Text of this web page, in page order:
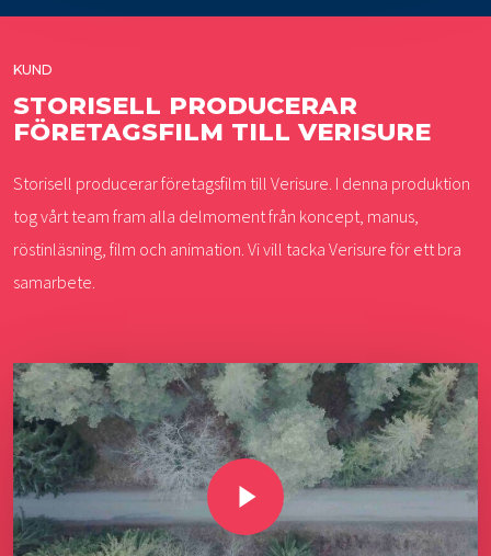
KUND
STORISELL PRODUCERAR
FÖRETAGSFILM TILL VERISURE
Storisell producerar företagsfilm till Verisure. I denna produktion
tog vårt team fram alla delmoment från koncept, manus,
röstinläsning, film och animation. Vi vill tacka Verisure för ett bra
samarbete.
Play Video